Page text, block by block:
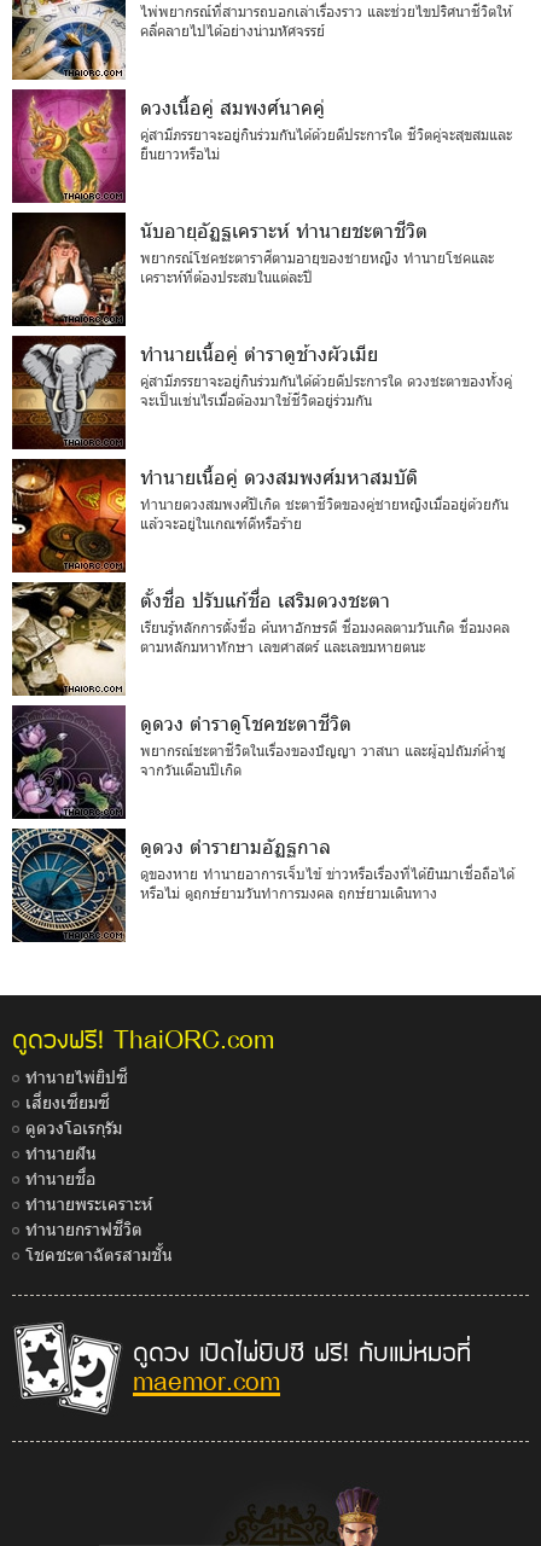
ไพ่พยากรณ์ที่สามารถบอกเล่าเรื่องราว และช่วยไขปริศนาชีวิตให้
คลี่คลายไปได้อย่างน่ามหัศจรรย์
ดวงเนื้อคู่ สมพงศ์นาคคู่
คู่สามีภรรยาจะอยู่กินร่วมกันได้ด้วยดีประการใด ชีวิตคู่จะสุขสมและ
ยืนยาวหรือไม่
นับอายุอัฏฐเคราะห์ ทำนายชะตาชีวิต
พยากรณ์โชคชะตาราศีตามอายุของชายหญิง ทำนายโชคและ
เคราะห์ที่ต้องประสบในแต่ละปี
ทำนายเนื้อคู่ ตำราดูช้างผัวเมีย
คู่สามีภรรยาจะอยู่กินร่วมกันได้ด้วยดีประการใด ดวงชะตาของทั้งคู่
จะเป็นเช่นไรเมื่อต้องมาใช้ชีวิตอยู่ร่วมกัน
ทำนายเนื้อคู่ ดวงสมพงศ์มหาสมบัติ
ทำนายดวงสมพงศ์ปีเกิด ชะตาชีวิตของคู่ชายหญิงเมื่ออยู่ด้วยกัน
แล้วจะอยู่ในเกณฑ์ดีหรือร้าย
ตั้งชื่อ ปรับแก้ชื่อ เสริมดวงชะตา
เรียนรู้หลักการตั้งชื่อ ค้นหาอักษรดี ชื่อมงคลตามวันเกิด ชื่อมงคล
ตามหลักมหาทักษา เลขศาสตร์ และเลขมหายตนะ
ดูดวง ตำราดูโชคชะตาชีวิต
พยากรณ์ชะตาชีวิตในเรื่องของปัญญา วาสนา และผู้อุปถัมภ์ค้ำชู
จากวันเดือนปีเกิด
ดูดวง ตำรายามอัฏฐกาล
ดูของหาย ทำนายอาการเจ็บไข้ ข่าวหรือเรื่องที่ได้ยินมาเชื่อถือได้
หรือไม่ ดูฤกษ์ยามวันทำการมงคล ฤกษ์ยามเดินทาง
ดูดวงฟรี! ThaiORC.com
ทำนายไพ่ยิปซี
เสี่ยงเซียมซี
ดูดวงโอเรกุรัม
ทำนายฝัน
ทำนายชื่อ
ทำนายพระเคราะห์
ทำนายกราฟชีวิต
โชคชะตาฉัตรสามชั้น
ดูดวง เปิดไพ่ยิปซี ฟรี! กับแม่หมอที่
maemor.com